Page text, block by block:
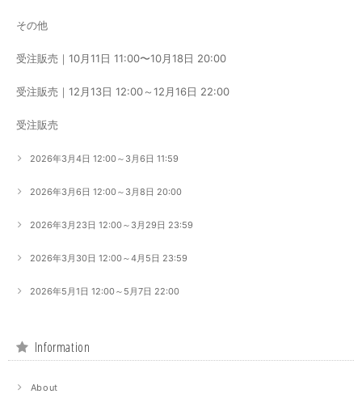
その他
受注販売｜10月11日 11:00〜10月18日 20:00
受注販売｜12月13日 12:00～12月16日 22:00
受注販売
2026年3月4日 12:00～3月6日 11:59
2026年3月6日 12:00～3月8日 20:00
2026年3月23日 12:00～3月29日 23:59
2026年3月30日 12:00～4月5日 23:59
2026年5月1日 12:00～5月7日 22:00
Information
About